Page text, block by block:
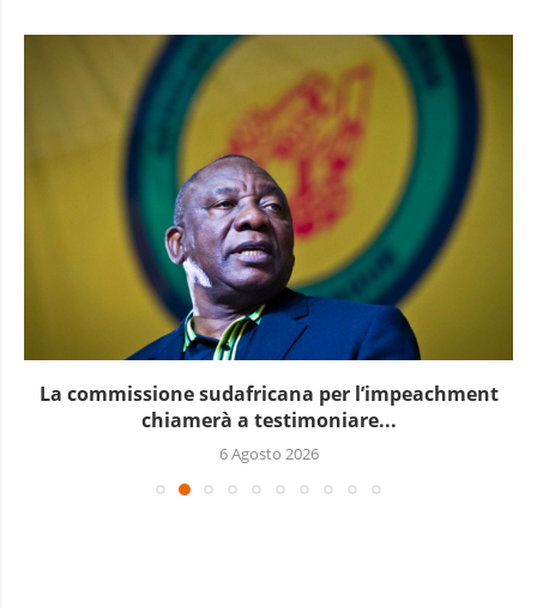
La commissione sudafricana per l’impeachment
chiamerà a testimoniare...
6 Agosto 2026